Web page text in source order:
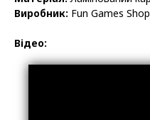
Виробник: Fun Games
Відео: